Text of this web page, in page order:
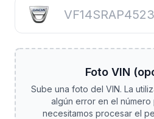
Foto VIN
Sube una foto del VIN. La
algún error en el
necesitamos procesar el